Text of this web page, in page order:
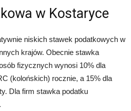
w Kostaryce
niskich stawek podatkowych w
krajów. Obecnie stawka
fizycznych wynosi 10% dla
(kolońskich) rocznie, a 15% dla
Dla firm stawka podatku